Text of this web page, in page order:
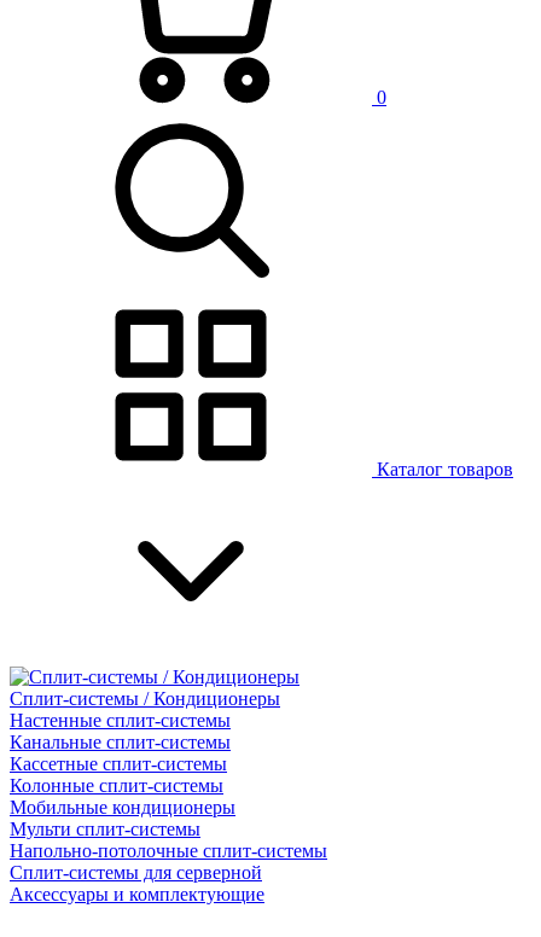
0
Каталог товаров
Сплит-системы / Кондиционеры
Настенные сплит-системы
Канальные сплит-системы
Кассетные сплит-системы
Колонные сплит-системы
Мобильные кондиционеры
Мульти сплит-системы
Напольно-потолочные сплит-системы
Сплит-системы для серверной
Аксессуары и комплектующие